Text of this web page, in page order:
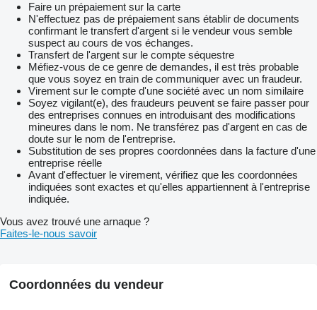
Faire un prépaiement sur la carte
N'effectuez pas de prépaiement sans établir de documents
confirmant le transfert d'argent si le vendeur vous semble
suspect au cours de vos échanges.
Transfert de l'argent sur le compte séquestre
Méfiez-vous de ce genre de demandes, il est très probable
que vous soyez en train de communiquer avec un fraudeur.
Virement sur le compte d'une société avec un nom similaire
Soyez vigilant(e), des fraudeurs peuvent se faire passer pour
des entreprises connues en introduisant des modifications
mineures dans le nom. Ne transférez pas d'argent en cas de
doute sur le nom de l'entreprise.
Substitution de ses propres coordonnées dans la facture d'une
entreprise réelle
Avant d'effectuer le virement, vérifiez que les coordonnées
indiquées sont exactes et qu'elles appartiennent à l'entreprise
indiquée.
Vous avez trouvé une arnaque ?
Faites-le-nous savoir
Coordonnées du vendeur